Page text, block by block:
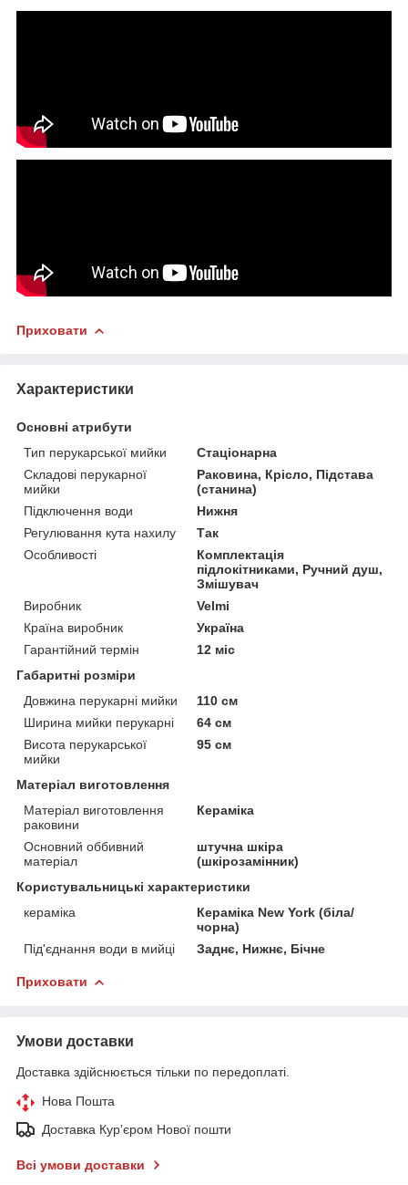
Приховати
Характеристики
Основні атрибути
Тип перукарської мийки
Стаціонарна
Складові перукарної
мийки
Раковина, Крісло, Підстава
(станина)
Підключення води
Нижня
Регулювання кута нахилу
Так
Особливості
Комплектація
підлокітниками, Ручний душ,
Змішувач
Виробник
Velmi
Країна виробник
Україна
Гарантійний термін
12 міс
Габаритні розміри
Довжина перукарні мийки
110 см
Ширина мийки перукарні
64 см
Висота перукарської
мийки
95 см
Матеріал виготовлення
Матеріал виготовлення
раковини
Кераміка
Основний оббивний
матеріал
штучна шкіра
(шкірозамінник)
Користувальницькі характеристики
кераміка
Кераміка New York (біла/
чорна)
Під'єднання води в мийці
Заднє, Нижнє, Бічне
Приховати
Умови доставки
Доставка здійснюється тільки по передоплаті.
Нова Пошта
Доставка Курʼєром Нової пошти
Всі умови доставки